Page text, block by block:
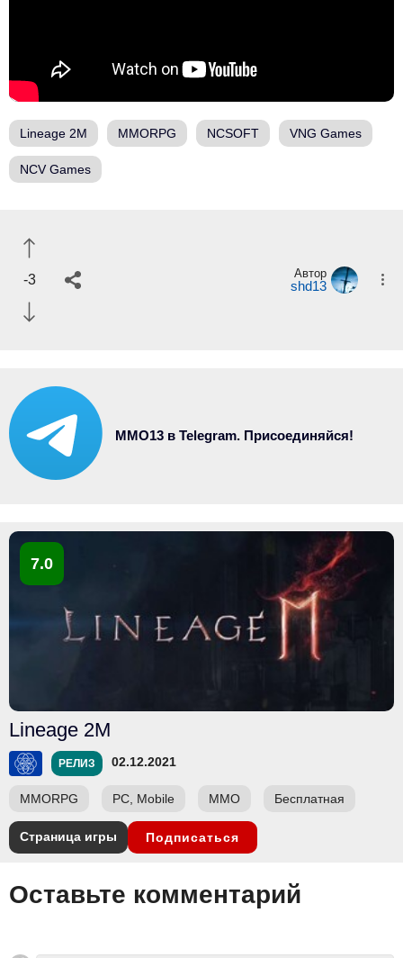
Lineage 2M MMORPG NCSOFT VNG Games
NCV Games
-3 Автор
shd13
MMO13 в Telegram. Присоединяйся!
7.0
Lineage 2M
РЕЛИЗ 02.12.2021
MMORPG PC, Mobile ММО Бесплатная
Страница игры Подписаться
Оставьте комментарий